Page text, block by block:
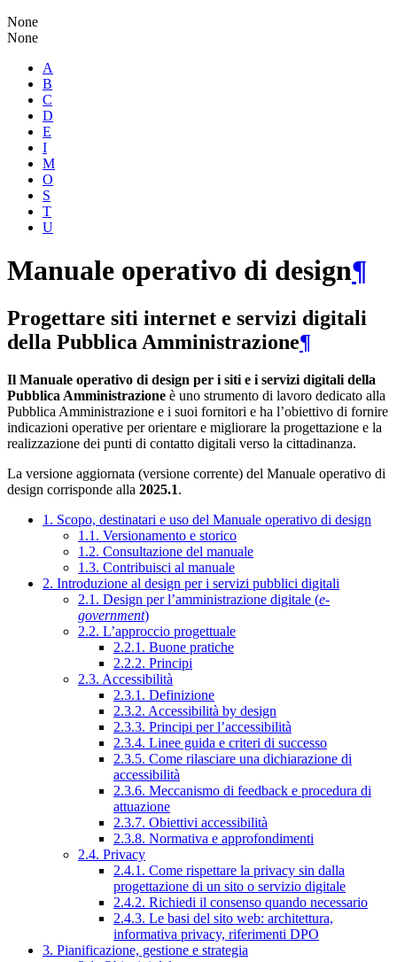
None
None
A
B
C
D
E
I
M
O
S
T
U
Manuale operativo di design¶
Progettare siti internet e servizi digitali
della Pubblica Amministrazione¶
Il Manuale operativo di design per i siti e i servizi digitali della
Pubblica Amministrazione è uno strumento di lavoro dedicato alla
Pubblica Amministrazione e i suoi fornitori e ha l’obiettivo di fornire
indicazioni operative per orientare e migliorare la progettazione e la
realizzazione dei punti di contatto digitali verso la cittadinanza.
La versione aggiornata (versione corrente) del Manuale operativo di
design corrisponde alla 2025.1.
1. Scopo, destinatari e uso del Manuale operativo di design
1.1. Versionamento e storico
1.2. Consultazione del manuale
1.3. Contribuisci al manuale
2. Introduzione al design per i servizi pubblici digitali
2.1. Design per l’amministrazione digitale (e-
government)
2.2. L’approccio progettuale
2.2.1. Buone pratiche
2.2.2. Principi
2.3. Accessibilità
2.3.1. Definizione
2.3.2. Accessibilità by design
2.3.3. Principi per l’accessibilità
2.3.4. Linee guida e criteri di successo
2.3.5. Come rilasciare una dichiarazione di
accessibilità
2.3.6. Meccanismo di feedback e procedura di
attuazione
2.3.7. Obiettivi accessibilità
2.3.8. Normativa e approfondimenti
2.4. Privacy
2.4.1. Come rispettare la privacy sin dalla
progettazione di un sito o servizio digitale
2.4.2. Richiedi il consenso quando necessario
2.4.3. Le basi del sito web: architettura,
informativa privacy, riferimenti DPO
3. Pianificazione, gestione e strategia